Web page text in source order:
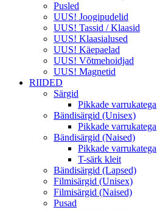
Pusled
UUS! Joogipudelid
UUS! Tassid / Klaasid
UUS! Klaasialused
UUS! Käepaelad
UUS! Võtmehoidjad
UUS! Magnetid
RIIDED
Särgid
Pikkade varrukatega
Bändisärgid (Unisex)
Pikkade varrukatega
Bändisärgid (Naised)
Pikkade varrukatega
T-särk kleit
Bändisärgid (Lapsed)
Filmisärgid (Unisex)
Filmisärgid (Naised)
Pusad